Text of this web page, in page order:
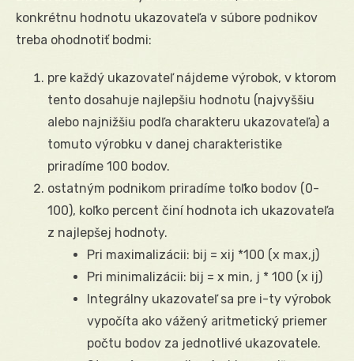
konkrétnu hodnotu ukazovateľa v súbore podnikov
treba ohodnotiť bodmi:
pre každý ukazovateľ nájdeme výrobok, v ktorom
tento dosahuje najlepšiu hodnotu (najvyššiu
alebo najnižšiu podľa charakteru ukazovateľa) a
tomuto výrobku v danej charakteristike
priradíme 100 bodov.
ostatným podnikom priradíme toľko bodov (0-
100), koľko percent činí hodnota ich ukazovateľa
z najlepšej hodnoty.
Pri maximalizácii: bij = xij *100 (x max,j)
Pri minimalizácii: bij = x min, j * 100 (x ij)
Integrálny ukazovateľ sa pre i-ty výrobok
vypočíta ako vážený aritmetický priemer
počtu bodov za jednotlivé ukazovatele.